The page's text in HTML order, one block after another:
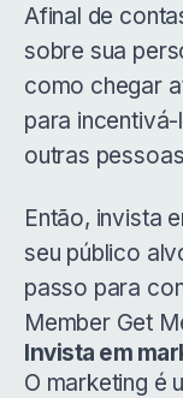
Afinal de
sobre sua
como chegar
para
outras
Então, invista
seu público
passo para
Member Get
Invista em
O marketing é